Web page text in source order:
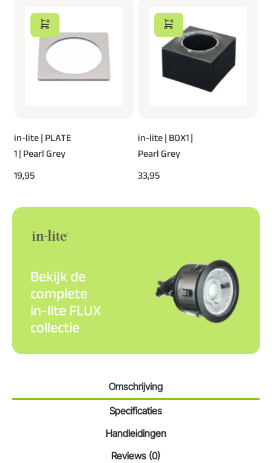
in-lite | PLATE
1 | Pearl Grey
19,95
in-lite | BOX1 |
Pearl Grey
33,95
Bekijk de
complete
in-lite FLUX
collectie
Omschrijving
Specificaties
Handleidingen
Reviews (0)